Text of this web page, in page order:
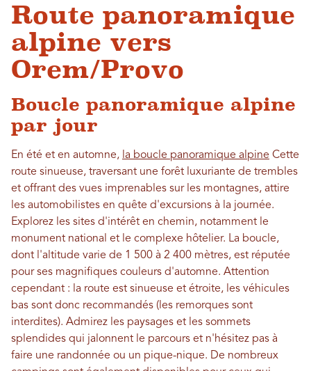
Route panoramique
alpine vers
Orem/Provo
Boucle panoramique alpine
par jour
En été et en automne, la boucle panoramique alpine Cette
route sinueuse, traversant une forêt luxuriante de trembles
et offrant des vues imprenables sur les montagnes, attire
les automobilistes en quête d'excursions à la journée.
Explorez les sites d'intérêt en chemin, notamment le
monument national et le complexe hôtelier. La boucle,
dont l'altitude varie de 1 500 à 2 400 mètres, est réputée
pour ses magnifiques couleurs d'automne. Attention
cependant : la route est sinueuse et étroite, les véhicules
bas sont donc recommandés (les remorques sont
interdites). Admirez les paysages et les sommets
splendides qui jalonnent le parcours et n'hésitez pas à
faire une randonnée ou un pique-nique. De nombreux